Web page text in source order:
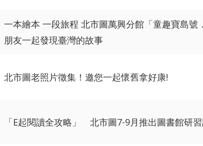
一本繪本 一段旅程 北市圖萬興分館「童趣寶島
朋友一起發現臺灣的故事
北市圖老照片徵集！邀您一起懷舊拿好康!
「E起閱讀全攻略」 北市圖7-9月推出圖書館研